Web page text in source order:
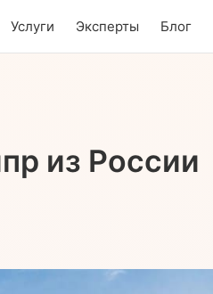
Услуги Эксперты Блог
из России